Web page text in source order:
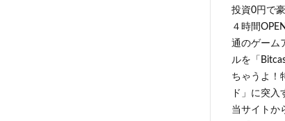
投資0円で
４時間
通のゲーム
ルを「
ちゃうよ！
ド」に突入
当サイトか